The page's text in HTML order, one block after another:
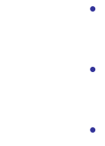
●
●
●